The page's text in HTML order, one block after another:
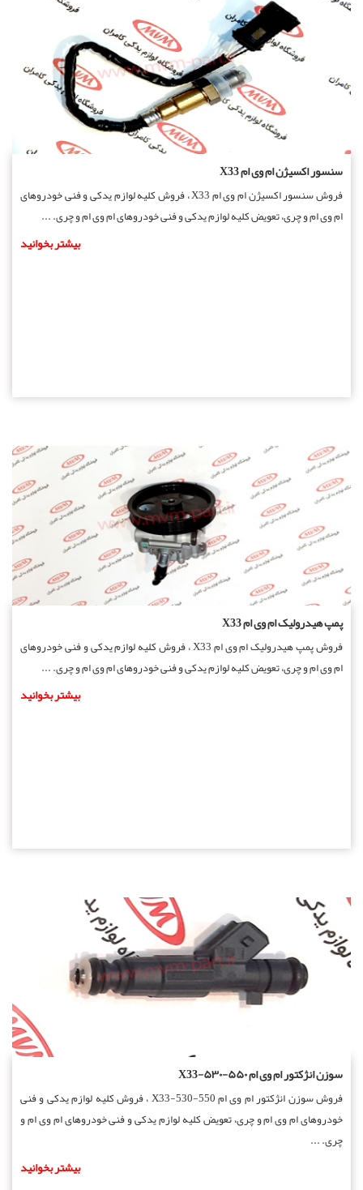
سنسور اکسیژن ام وی ام X33
فروش سنسور اکسیژن ام وی ام X33 ، فروش کلیه لوازم یدکی و فنی خودروهای
ام وی ام و چری، تعویض کلیه لوازم یدکی و فنی خودروهای ام وی ام و چری. ...
بیشتر بخوانید
پمپ هیدرولیک ام وی ام X33
فروش پمپ هیدرولیک ام وی ام X33 ، فروش کلیه لوازم یدکی و فنی خودروهای
ام وی ام و چری، تعویض کلیه لوازم یدکی و فنی خودروهای ام وی ام و چری. ...
بیشتر بخوانید
سوزن انژکتور ام وی ام ۵۵۰-۵۳۰-X33
فروش سوزن انژکتور ام وی ام 550-530-X33 ، فروش کلیه لوازم یدکی و فنی
خودروهای ام وی ام و چری، تعویض کلیه لوازم یدکی و فنی خودروهای ام وی ام و
چری. ...
بیشتر بخوانید